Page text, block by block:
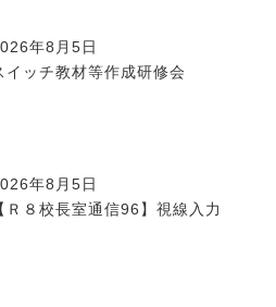
年8月5日
イッチ教材等作成研修会
年8月5日
【Ｒ８校長室通信96】視線入力